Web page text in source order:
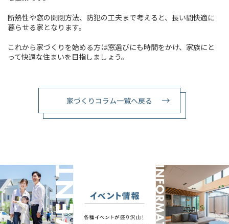
断熱性や窓の開閉方法、防犯の工夫まで考えると、長い間快適に
暮らせる家となります。
これから家づくりを始める方は窓選びにも時間をかけ、家族にと
って快適な住まいを目指しましょう。
家づくりコラム一覧へ戻る